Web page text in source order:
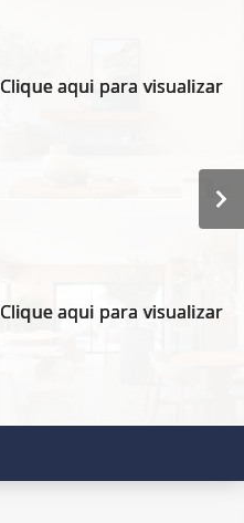
Clique aqui para visualizar
Clique aqui para visualizar